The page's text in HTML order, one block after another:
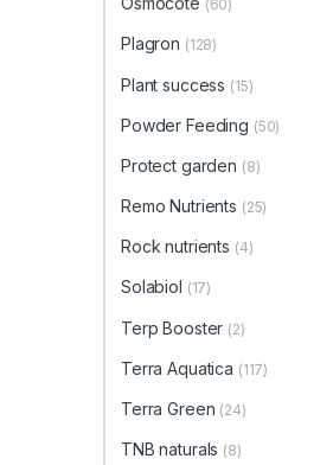
(60)
Plagron (128)
Plant success (15)
Powder Feeding (50)
Protect garden (8)
Remo Nutrients (25)
Rock nutrients (4)
Solabiol (17)
Terp Booster (2)
Terra Aquatica (117)
Terra Green (24)
TNB naturals (8)